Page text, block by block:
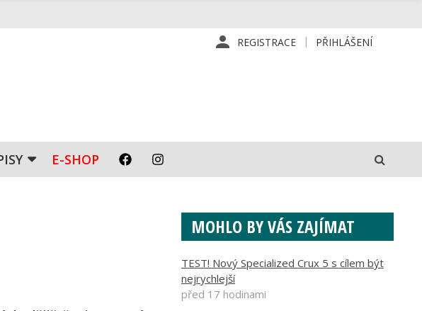
REGISTRACE PŘIHLÁŠENÍ
E-SHOP
MOHLO BY VÁS ZAJÍMAT
TEST! Nový Specialized Crux 5 s cílem být
nejrychlejší
před 17 hodinami